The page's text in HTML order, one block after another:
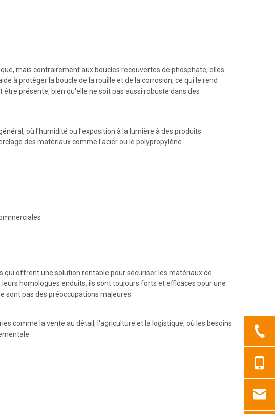
mais contrairement aux boucles recouvertes de phosphate, elles
à protéger la boucle de la rouille et de la corrosion, ce qui le rend
présente, bien qu'elle ne soit pas aussi robuste dans des
où l'humidité ou l'exposition à la lumière à des produits
des matériaux comme l'acier ou le polypropylène.
qui offrent une solution rentable pour sécuriser les matériaux de
homologues enduits, ils sont toujours forts et efficaces pour une
sont pas des préoccupations majeures.
comme la vente au détail, l'agriculture et la logistique, où les besoins